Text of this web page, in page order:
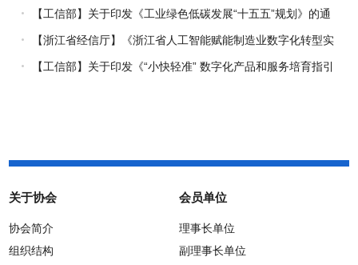
【工信部】关于印发《工业绿色低碳发展“十五五”规划》的通
知
【浙江省经信厅】《浙江省人工智能赋能制造业数字化转型实
施方案（2026-2030年）》印发
【工信部】关于印发《“小快轻准” 数字化产品和服务培育指引
关于协会
协会简介
组织结构
会员单位
理事长单位
副理事长单位